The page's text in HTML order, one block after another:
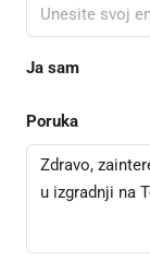
Ja sam
Poruka